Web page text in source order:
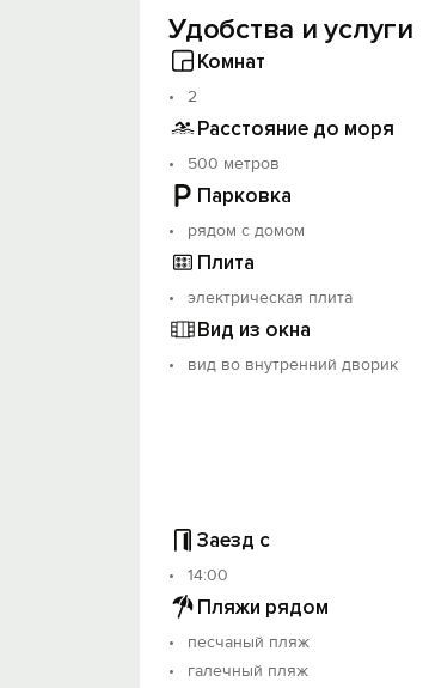
В 3 минутах ходьбы:
- магазин продукты,
- аптека,
- рынок,
- детская площадка,
- столовая и кафе,
До центральной
Тихая территория для
Удобства и услуги
Комнат
2
Расстояние до моря
500 метров
Парковка
рядом с домом
Плита
электрическая плита
Вид из окна
вид во внутренний дворик
Заезд с
14:00
Пляжи рядом
песчаный пляж
галечный пляж